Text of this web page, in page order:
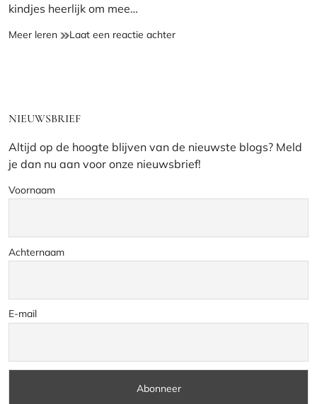
kindjes heerlijk om mee…
Meer leren Zebra
Laat een reactie achterop
NIEUWSBRIEF
Altijd op de hoogte blijven van de nieuwste blogs? Meld
je dan nu aan voor onze nieuwsbrief!
Voornaam
Achternaam
E-mail